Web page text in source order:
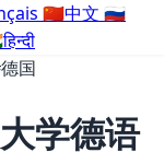
🇨🇳中文 🇷🇺
हिन्दी
国
学德语